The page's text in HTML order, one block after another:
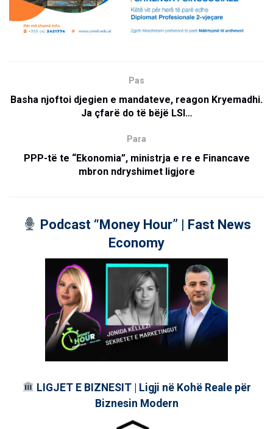
Pas
Basha njoftoi djegien e mandateve, reagon Kryemadhi.
Ja çfarë do të bëjë LSI…
Para
PPP-të te “Ekonomia”, ministrja e re e Financave
mbron ndryshimet ligjore
Podcast “Money Hour” | Fast News
Economy
LIGJET E BIZNESIT | Ligji në Kohë Reale për
Biznesin Modern